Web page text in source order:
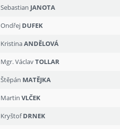
Sebastian JANOTA
Ondřej DUFEK
KristinaANDĚLOVÁ
Mgr. VáclavTOLLAR
Štěpán MATĚJKA
MartinVLČEK
KryštofDRNEK